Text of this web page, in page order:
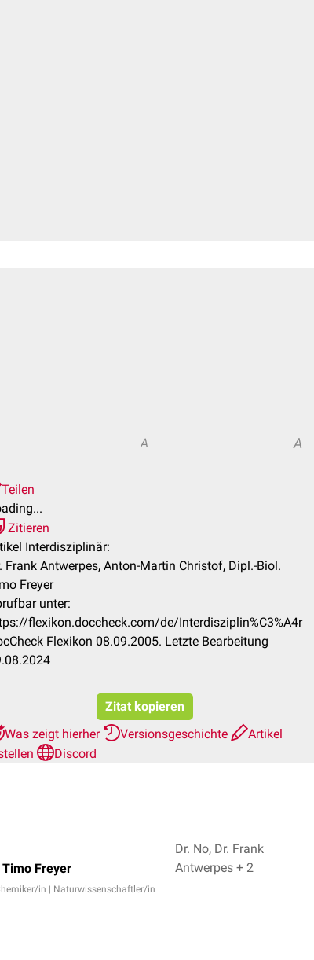
A A
Teilen
Zitieren
Interdisziplinär:
Frank Antwerpes, Anton-Martin Christof, Dipl.-Biol.
Freyer
unter:
flexikon.doccheck.com/de/Interdisziplin%C3%A4r
Flexikon 08.09.2005. Letzte Bearbeitung
Zitat kopieren
Was zeigt hierher
Versionsgeschichte
Artikel
Discord
Freyer
in | Naturwissenschaftler/in
Dr. No, Dr. Frank
Antwerpes + 2